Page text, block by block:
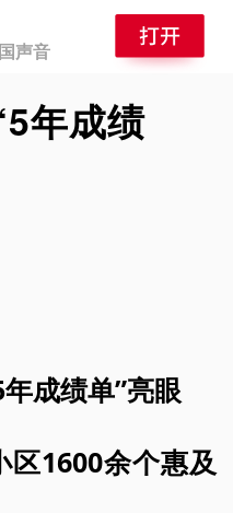
声音
年成绩
成绩单”亮眼
区1600余个惠及